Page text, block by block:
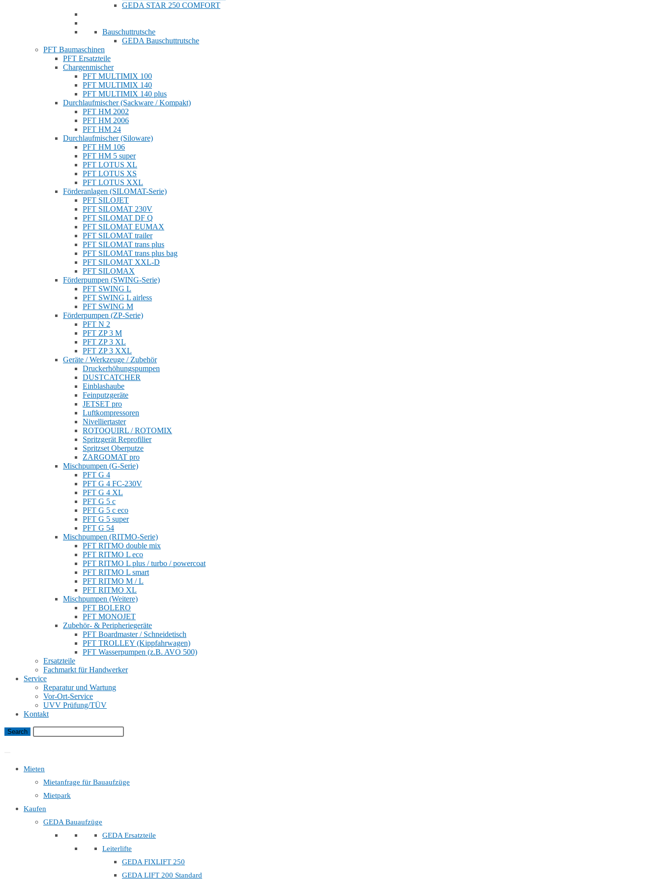
GEDA STAR 250 COMFORT
Bauschuttrutsche
GEDA Bauschuttrutsche
PFT Baumaschinen
PFT Ersatzteile
Chargenmischer
PFT MULTIMIX 100
PFT MULTIMIX 140
PFT MULTIMIX 140 plus
Durchlaufmischer (Sackware / Kompakt)
PFT HM 2002
PFT HM 2006
PFT HM 24
Durchlaufmischer (Siloware)
PFT HM 106
PFT HM 5 super
PFT LOTUS XL
PFT LOTUS XS
PFT LOTUS XXL
Förderanlagen (SILOMAT-Serie)
PFT SILOJET
PFT SILOMAT 230V
PFT SILOMAT DF Q
PFT SILOMAT EUMAX
PFT SILOMAT trailer
PFT SILOMAT trans plus
PFT SILOMAT trans plus bag
PFT SILOMAT XXL-D
PFT SILOMAX
Förderpumpen (SWING-Serie)
PFT SWING L
PFT SWING L airless
PFT SWING M
Förderpumpen (ZP-Serie)
PFT N 2
PFT ZP 3 M
PFT ZP 3 XL
PFT ZP 3 XXL
Geräte / Werkzeuge / Zubehör
Druckerhöhungspumpen
DUSTCATCHER
Einblashaube
Feinputzgeräte
JETSET pro
Luftkompressoren
Nivelliertaster
ROTOQUIRL / ROTOMIX
Spritzgerät Reprofilier
Spritzset Oberputze
ZARGOMAT pro
Mischpumpen (G-Serie)
PFT G 4
PFT G 4 FC-230V
PFT G 4 XL
PFT G 5 c
PFT G 5 c eco
PFT G 5 super
PFT G 54
Mischpumpen (RITMO-Serie)
PFT RITMO double mix
PFT RITMO L eco
PFT RITMO L plus / turbo / powercoat
PFT RITMO L smart
PFT RITMO M / L
PFT RITMO XL
Mischpumpen (Weitere)
PFT BOLERO
PFT MONOJET
Zubehör- & Peripheriegeräte
PFT Boardmaster / Schneidetisch
PFT TROLLEY (Kippfahrwagen)
PFT Wasserpumpen (z.B. AVO 500)
Ersatzteile
Fachmarkt für Handwerker
Service
Reparatur und Wartung
Vor-Ort-Service
UVV Prüfung/TÜV
Kontakt
Mieten
Mietanfrage für Bauaufzüge
Mietpark
Kaufen
GEDA Bauaufzüge
GEDA Ersatzteile
Leiterlifte
GEDA FIXLIFT 250
GEDA LIFT 200 Standard